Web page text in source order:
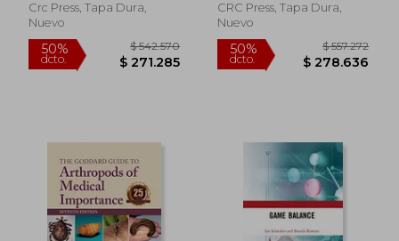
Crc Press, Tapa Dura,
Nuevo
Printing (en Inglés)
CRC Press, Tapa Dura,
Nuevo